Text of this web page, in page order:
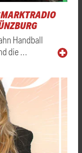
Handball
die …